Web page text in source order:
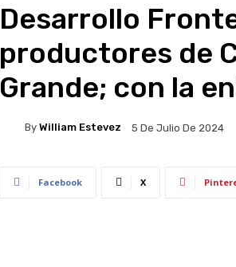
Desarrollo
productores de
Grande; con la
By William Estevez 5 De Julio De 2024
Facebook X